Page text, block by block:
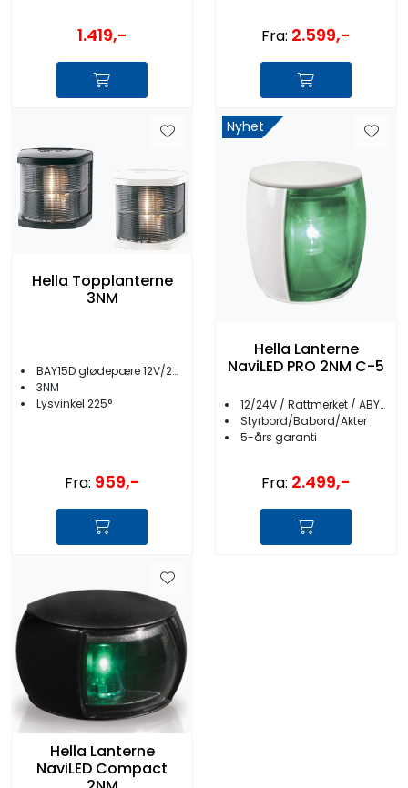
1.419,- Fra: 2.599,-
Hella Topplanterne
3NM
BAY15D glødepære 12V/25W
3NM
Lysvinkel 225°
Fra: 959,-
Nyhet
Hella Lanterne
NaviLED PRO 2NM C-5
12/24V / Rattmerket / ABYC C-5
Styrbord/Babord/Akter
5-års garanti
Fra: 2.499,-
Hella Lanterne
NaviLED Compact